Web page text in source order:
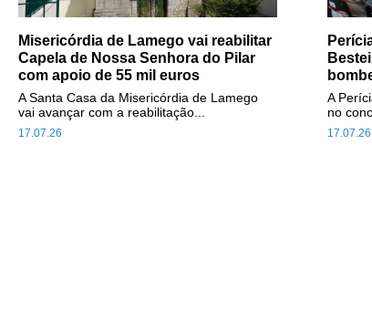
Misericórdia de Lamego vai reabilitar
Capela de Nossa Senhora do Pilar
com apoio de 55 mil euros
17.07.26
A Santa Casa da Misericórdia de Lamego
vai avançar com a reabilitação...
17.07.26
A
no